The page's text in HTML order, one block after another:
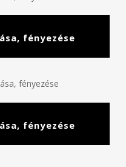
fényezése
fényezése